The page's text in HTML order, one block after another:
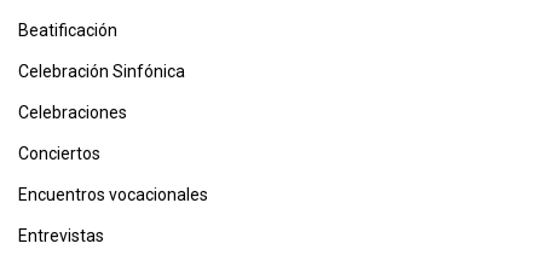
Beatificación
Celebración Sinfónica
Celebraciones
Conciertos
Encuentros vocacionales
Entrevistas